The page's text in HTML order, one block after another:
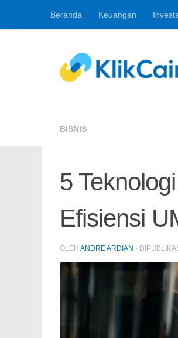
Skip to content
Beranda Keuangan
BISNIS
5
Efisiensi
OLEH ANDRE ARDIAN ·